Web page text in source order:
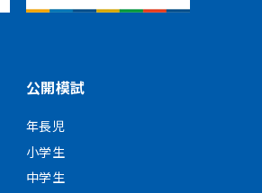
公開模試
年長児
小学生
中学生